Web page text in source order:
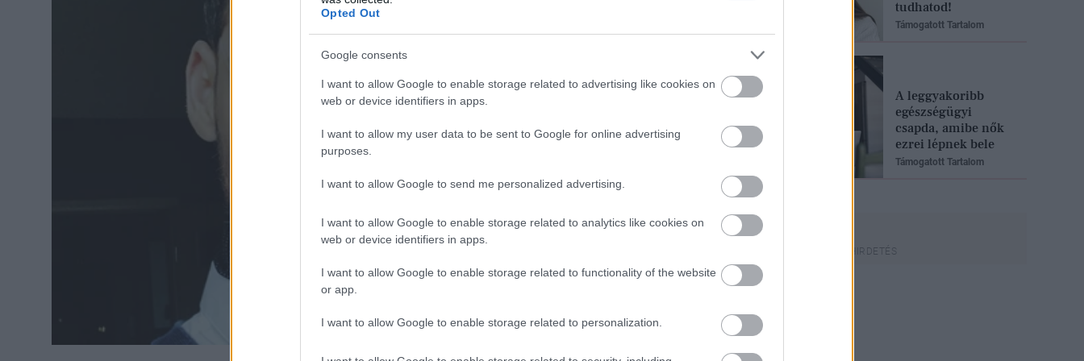
Opted Out
Google consents
I want to allow Google to enable storage related to advertising like cookies on
web or device identifiers in apps.
I want to allow my user data to be sent to Google for online advertising
purposes.
I want to allow Google to send me personalized advertising.
I want to allow Google to enable storage related to analytics like cookies on
web or device identifiers in apps.
I want to allow Google to enable storage related to functionality of the website
or app.
I want to allow Google to enable storage related to personalization.
tudhatod!
Támogatott Tartalom
A leggyakoribb
egészségügyi
csapda, amibe nők
ezrei lépnek bele
Támogatott Tartalom